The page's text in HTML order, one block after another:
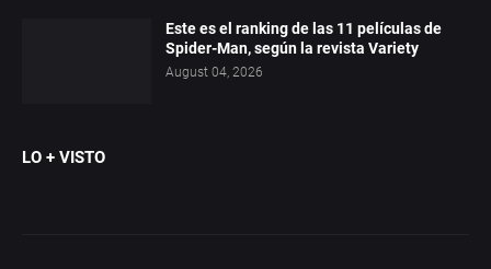
Este es el ranking de las 11 películas de
Spider-Man, según la revista Variety
August 04, 2026
LO + VISTO